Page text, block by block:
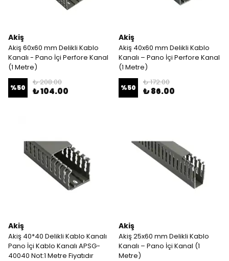
Akiş
Akiş 60x60 mm Delikli Kablo
Kanalı - Pano İçi Perfore Kanal
(1 Metre)
%50
₺ 208.00
₺ 104.00
Akiş
Akiş 40x60 mm Delikli Kablo
Kanalı – Pano İçi Perfore Kanal
(1 Metre)
%50
₺ 172.00
₺ 86.00
Akiş
Akiş 40*40 Delikli Kablo Kanalı
Pano İçi Kablo Kanalı APSG-
40040 Not:1 Metre Fiyatıdır
Akiş
Akiş 25x60 mm Delikli Kablo
Kanalı – Pano İçi Kanal (1
Metre)